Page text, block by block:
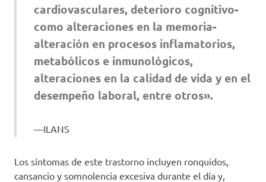
cardiovasculares, deterioro cognitivo-
como alteraciones en la memoria-
alteración en procesos inflamatorios,
metabólicos e inmunológicos,
alteraciones en la calidad de vida y en el
desempeño laboral, entre otros».
ILANS
Los síntomas de este trastorno incluyen ronquidos,
cansancio y somnolencia excesiva durante el día y,